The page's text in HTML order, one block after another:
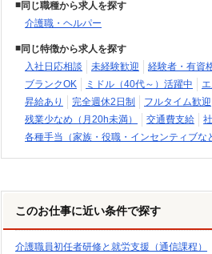
同じ職種から求人を探す
介護職・ヘルパー
同じ特徴から求人を探す
入社日応相談
未経験歓迎 経験者・有資
ブランクOK
ミドル（40代～）活躍中
昇給あり
完全週休2日制 フルタイム歓迎
残業少なめ（月20h未満）
交通費支給
各種手当（家族・役職・インセンティブな
このお仕事に近い条件で探す
介護職員初任者研修と就労支援（通信課程）